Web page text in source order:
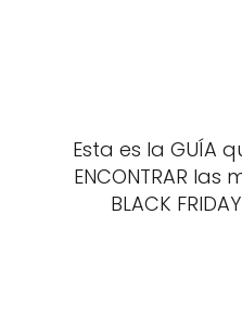
Esta es la GUÍA
ENCONTRAR
BLACK